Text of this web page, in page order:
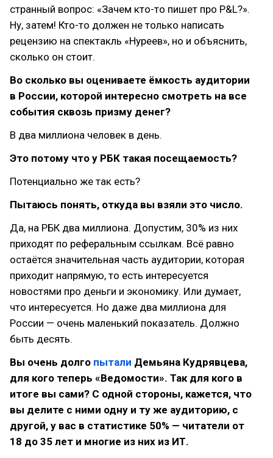
странный вопрос: «Зачем кто-то пишет про P&L?».
Ну, затем! Кто-то должен не только написать
рецензию на спектакль «Нуреев», но и объяснить,
сколько он стоит.
Во сколько вы оцениваете ёмкость аудитории
в России, которой интересно смотреть на все
события сквозь призму денег?
В два миллиона человек в день.
Это потому что у РБК такая посещаемость?
Потенциально же так есть?
Пытаюсь понять, откуда вы взяли это число.
Да, на РБК два миллиона. Допустим, 30% из них
приходят по реферальным ссылкам. Всё равно
остаётся значительная часть аудитории, которая
приходит напрямую, то есть интересуется
новостями про деньги и экономику. Или думает,
что интересуется. Но даже два миллиона для
России — очень маленький показатель. Должно
быть десять.
Вы очень долго пытали Демьяна Кудрявцева,
для кого теперь «Ведомости». Так для кого в
итоге вы сами? С одной стороны, кажется, что
вы делите с ними одну и ту же аудиторию, с
другой, у вас в статистике 50% — читатели от
18 до 35 лет и многие из них из ИТ.